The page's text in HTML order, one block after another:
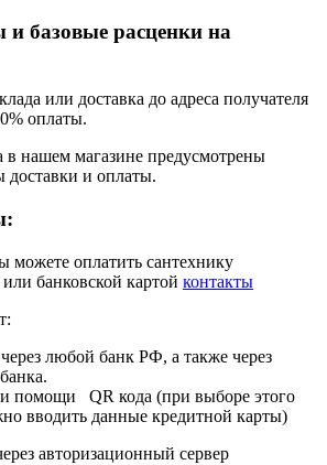
базовые расценки на
или доставка до адреса получателя
оплаты.
в нашем магазине предусмотрены
и оплаты.
оплатить сантехнику
банковской картой контакты
любой банк РФ, а также через
помощи QR кода (при выборе этого
вводить данные кредитной карты)
авторизационный сервер